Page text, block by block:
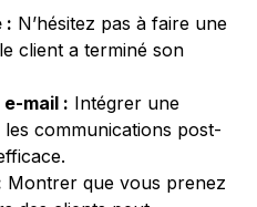
: N’hésitez pas à faire une
client a terminé son
mail : Intégrer une
les communications post-
Montrer que vous prenez